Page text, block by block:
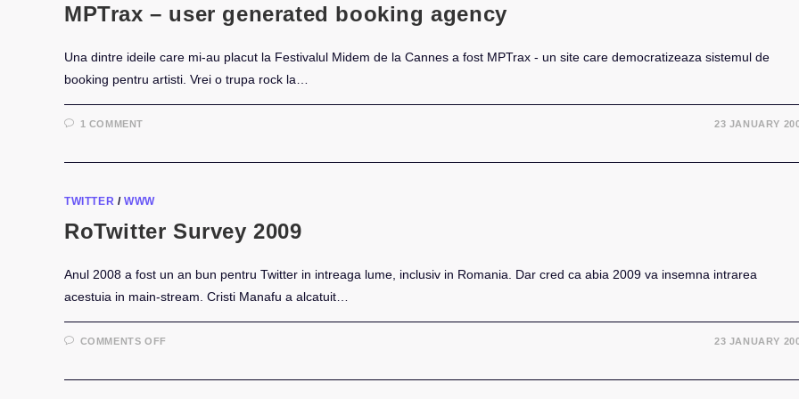
MPTrax – user generated booking agency
Una dintre ideile care mi-au placut la Festivalul Midem de la Cannes a fost MPTrax - un site care democratizeaza sistemul de
booking pentru artisti. Vrei o trupa rock la…
1 COMMENT 23 JANUARY
TWITTER /WWW
RoTwitter Survey 2009
Anul 2008 a fost un an bun pentru Twitter in intreaga lume, inclusiv in Romania. Dar cred ca abia 2009 va insemna intrarea
acestuia in main-stream. Cristi Manafu a alcatuit…
COMMENTS OFFON
23 JANUARY